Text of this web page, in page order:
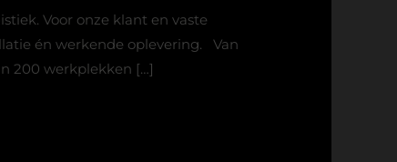
Voor onze klant en vaste
én werkende oplevering. Van
200 werkplekken […]